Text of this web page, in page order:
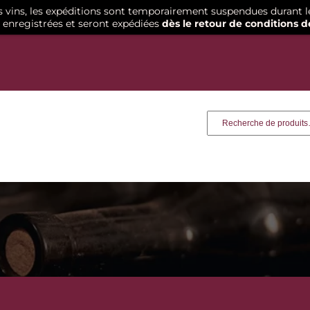
les expéditions sont temporairement suspendues durant
et seront expédiées dès le retour de conditions